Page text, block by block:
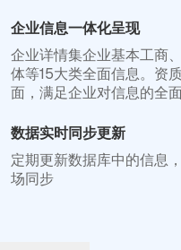
企业信息一体化呈现
企业详情集企业基本工商
体等15大类全面信息。资
面，满足企业对信息的全
数据实时同步更新
定期更新数据库中的信息
场同步